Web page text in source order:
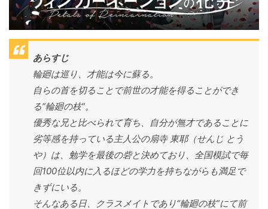
あらすじ
輪廻は巡り、才能は今に蘇る。
自らの首を切ることで前世の才能を得ることができ
る“輪廻の枝”。
優秀な兄と比べられて育ち、自分が無才であることに
劣等感を持っている主人公の扇寺 東耶（せんじ とう
や）は、勉学を最後の砦と決めており、全国模試で毎
回100位以内に入るほどの学力を持ちながらも満足で
きずにいる。
そんなある日、クラスメイトであり“輪廻の枝”にて前